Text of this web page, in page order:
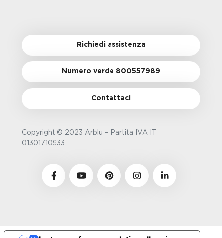
Richiedi assistenza
Numero verde 800557989
Contattaci
Copyright © 2023 Arblu – Partita IVA IT
01301710933